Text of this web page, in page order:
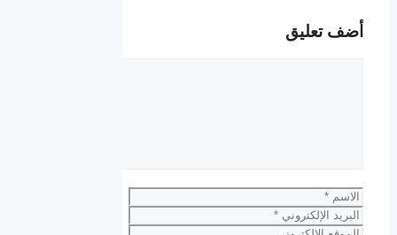
أضف تعليق
الاسم
البريد
الإلكتروني
الموقع